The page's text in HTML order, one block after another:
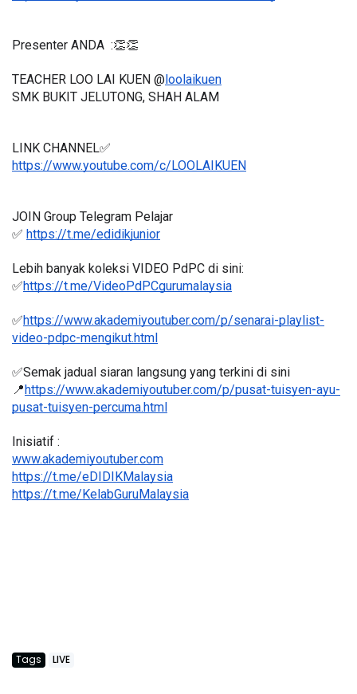
Presenter ANDA  :👏👏
TEACHER LOO LAI KUEN @ loolaikuen
SMK BUKIT JELUTONG, SHAH ALAM
LINK CHANNEL✅
https://www.youtube.com/c/LOOLAIKUEN
JOIN Group Telegram Pelajar
✅ https://t.me/edidikjunior
Lebih banyak koleksi VIDEO PdPC di sini:
✅https://t.me/VideoPdPCgurumalaysia
✅https://www.akademiyoutuber.com/p/senarai-playlist-
video-pdpc-mengikut.html
✅Semak jadual siaran langsung yang terkini di sini
📍 https://www.akademiyoutuber.com/p/pusat-tuisyen-ayu-
pusat-tuisyen-percuma.html
Inisiatif :
www.akademiyoutuber.com
https://t.me/eDIDIKMalaysia
https://t.me/KelabGuruMalaysia
Tags LIVE